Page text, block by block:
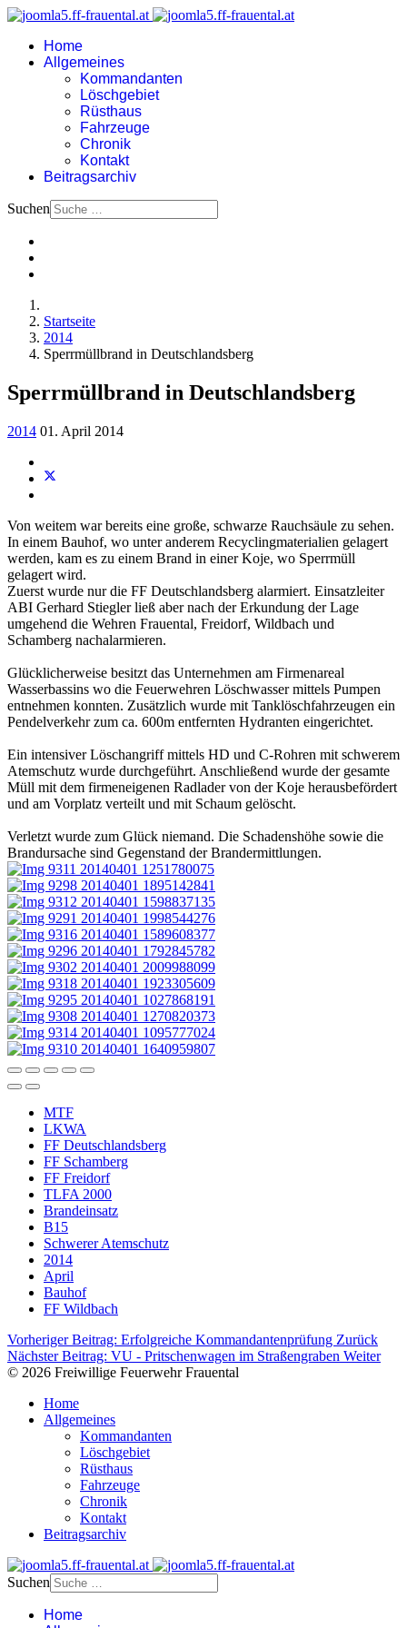
Home
Allgemeines
Kommandanten
Löschgebiet
Rüsthaus
Fahrzeuge
Chronik
Kontakt
Beitragsarchiv
Suchen
Startseite
2014
Sperrmüllbrand in Deutschlandsberg
Sperrmüllbrand in Deutschlandsberg
2014 01. April 2014
Von weitem war bereits eine große, schwarze Rauchsäule zu sehen.
In einem Bauhof, wo unter anderem Recyclingmaterialien gelagert
werden, kam es zu einem Brand in einer Koje, wo Sperrmüll
gelagert wird.
Zuerst wurde nur die FF Deutschlandsberg alarmiert. Einsatzleiter
ABI Gerhard Stiegler ließ aber nach der Erkundung der Lage
umgehend die Wehren Frauental, Freidorf, Wildbach und
Schamberg nachalarmieren.
Glücklicherweise besitzt das Unternehmen am Firmenareal
Wasserbassins wo die Feuerwehren Löschwasser mittels Pumpen
entnehmen konnten. Zusätzlich wurde mit Tanklöschfahrzeugen ein
Pendelverkehr zum ca. 600m entfernten Hydranten eingerichtet.
Ein intensiver Löschangriff mittels HD und C-Rohren mit schwerem
Atemschutz wurde durchgeführt. Anschließend wurde der gesamte
Müll mit dem firmeneigenen Radlader von der Koje herausbefördert
und am Vorplatz verteilt und mit Schaum gelöscht.
Verletzt wurde zum Glück niemand. Die Schadenshöhe sowie die
Brandursache sind Gegenstand der Brandermittlungen.
MTF
LKWA
FF Deutschlandsberg
FF Schamberg
FF Freidorf
TLFA 2000
Brandeinsatz
B15
Schwerer Atemschutz
2014
April
Bauhof
FF Wildbach
Vorheriger Beitrag: Erfolgreiche Kommandantenprüfung Zurück
Nächster Beitrag: VU - Pritschenwagen im Straßengraben Weiter
© 2026 Freiwillige Feuerwehr Frauental
Home
Allgemeines
Kommandanten
Löschgebiet
Rüsthaus
Fahrzeuge
Chronik
Kontakt
Beitragsarchiv
Suchen
Home